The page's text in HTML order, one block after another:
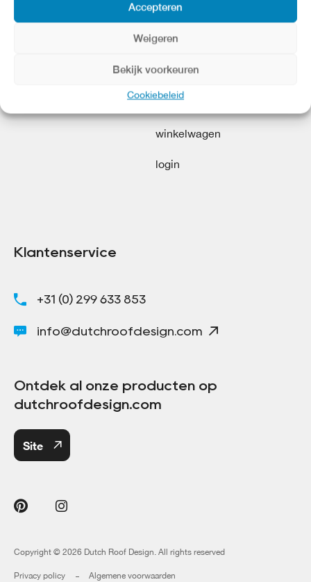
Accepteren
Weigeren
Bekijk voorkeuren
Cookiebeleid
HR ++/+++
Account
winkelwagen
login
Klantenservice
+31 (0) 299 633 853
info@dutchroofdesign.com
Ontdek al onze producten op
dutchroofdesign.com
Site
Copyright © 2026 Dutch Roof Design. All rights reserved
Privacy policy Algemene voorwaarden